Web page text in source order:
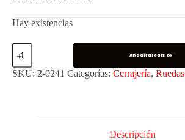
Hay existencias
Añadir al carrito
SKU: 2-0241 Categorías: Cerrajería, Ruedas
Descripción